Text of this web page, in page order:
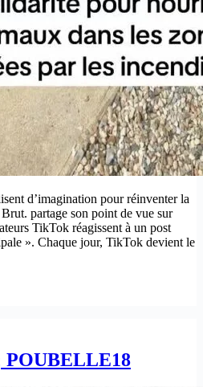
d’imagination pour réinventer la
partage son point de vue sur
TikTok réagissent à un post
». Chaque jour, TikTok devient le
POUBELLE18